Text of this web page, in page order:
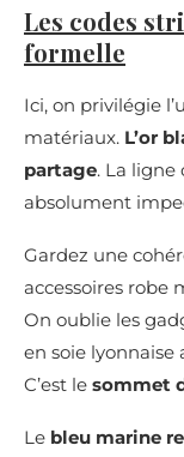
Les codes
formelle
Ici, on privilégie
matériaux. L’or
partage. La
absolument
Gardez une
accessoires robe
On oublie les
en soie
C’est le sommet
Le bleu marine